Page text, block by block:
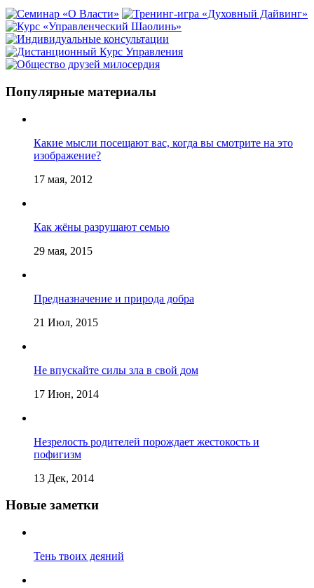
Популярные материалы
Какие мысли посещают вас, когда вы смотрите на это
изображение?
17 мая, 2012
Как жёны разрушают семью
29 мая, 2015
Предназначение и природа добра
21 Июл, 2015
Не впускайте силы зла в свой дом
17 Июн, 2014
Незрелость родителей порождает жестокость и
пофигизм
13 Дек, 2014
Новые заметки
Тень твоих деяний